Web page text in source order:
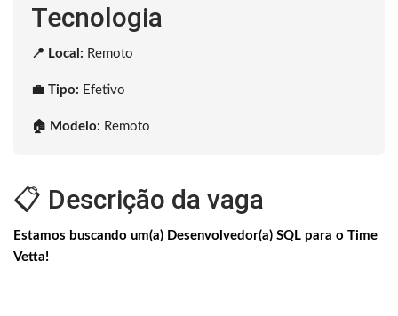
Tecnologia
📍 Local: Remoto
💼 Tipo: Efetivo
🏠 Modelo: Remoto
📋 Descrição da vaga
Estamos buscando um(a) Desenvolvedor(a) SQL para o Time
Vetta!